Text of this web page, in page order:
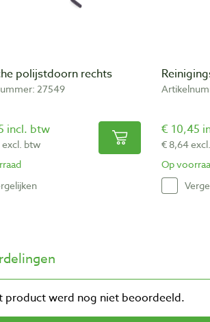
polijstdoorn rechts
27549
incl. btw
btw
€ 10,45
€ 8,64
Op